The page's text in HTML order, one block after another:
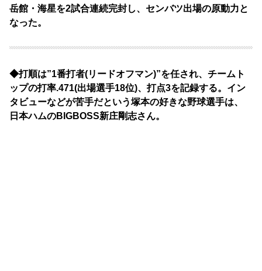
岳館・海星を2試合連続完封し、センバツ出場の原動力と
なった。
◆打順は”1番打者(リードオフマン)”を任され、チームト
ップの打率.471(出場選手18位)、打点3を記録する。 イン
タビューなどが苦手だという塚本の好きな野球選手は、
日本ハムのBIGBOSS新庄剛志さん。